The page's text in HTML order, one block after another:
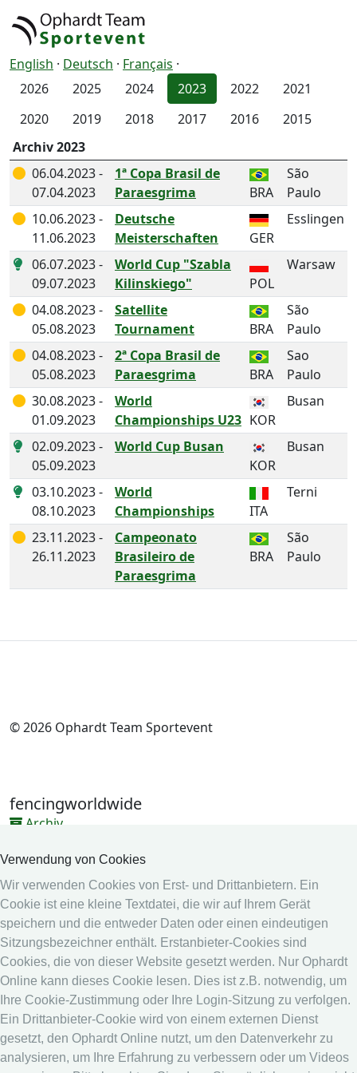
Verwendung von Cookies
Wir verwenden Cookies von Erst- und Drittanbietern. Ein
Cookie ist eine kleine Textdatei, die wir auf Ihrem Gerät
speichern und die entweder Daten oder einen eindeutigen
Sitzungsbezeichner enthält. Erstanbieter-Cookies sind
Cookies, die von dieser Website gesetzt werden. Nur Ophardt
Online kann dieses Cookie lesen. Dies ist z.B. notwendig, um
Ihre Cookie-Zustimmung oder Ihre Login-Sitzung zu verfolgen.
Ein Drittanbieter-Cookie wird von einem externen Dienst
gesetzt, den Ophardt Online nutzt, um den Datenverkehr zu
analysieren, um Ihre Erfahrung zu verbessern oder um Videos
English · Deutsch · Français ·
2026
2025 2024 2023 2022
2021
2020
2019 2018 2017 2016
2015
Archiv 2023
06.04.2023 -
07.04.2023
1ª Copa Brasil de
Paraesgrima
BRA
São
Paulo
10.06.2023 -
11.06.2023
Deutsche
Meisterschaften
GER
Esslingen
06.07.2023 -
09.07.2023
World Cup "Szabla
Kilinskiego"
POL
Warsaw
04.08.2023 -
05.08.2023
Satellite
Tournament
BRA
São
Paulo
04.08.2023 -
05.08.2023
2ª Copa Brasil de
Paraesgrima
BRA
Sao
Paulo
30.08.2023 -
01.09.2023
World
Championships U23 KOR
Busan
02.09.2023 -
05.09.2023
World Cup Busan
KOR
Busan
03.10.2023 -
08.10.2023
World
Championships
ITA
Terni
23.11.2023 -
26.11.2023
Campeonato
Brasileiro de
Paraesgrima
BRA
São
Paulo
© 2026 Ophardt Team Sportevent
fencingworldwide
Archiv
Online System
Online System
Kalender
Rangliste
Rechtshinweis
Datenschutz
Impressum